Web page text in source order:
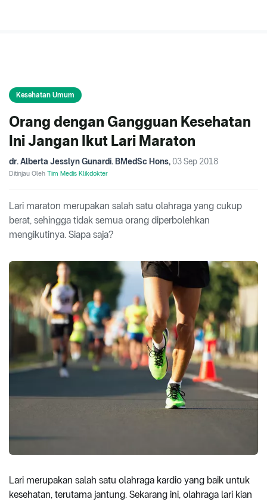
Kesehatan Umum
Orang dengan Gangguan Kesehatan
Ini Jangan Ikut Lari Maraton
dr. Alberta Jesslyn Gunardi. BMedSc Hons, 03 Sep 2018
Ditinjau Oleh Tim Medis Klikdokter
Lari maraton merupakan salah satu olahraga yang cukup
berat, sehingga tidak semua orang diperbolehkan
mengikutinya. Siapa saja?
Lari merupakan salah satu olahraga kardio yang baik untuk
kesehatan, terutama jantung. Sekarang ini, olahraga lari kian